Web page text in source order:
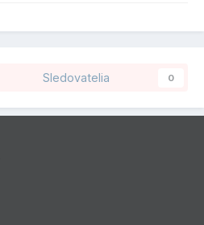
Sledovatelia 0